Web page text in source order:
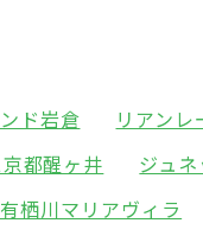
ド岩倉
リアン
都醒ヶ井
ジュ
栖川マリアヴィラ